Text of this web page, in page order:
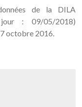
de la DILA
: 09/05/2018)
octobre 2016.